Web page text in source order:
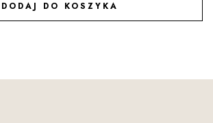
DODAJ DO KOSZYKA
DODAJ DO ULUBIONYCH